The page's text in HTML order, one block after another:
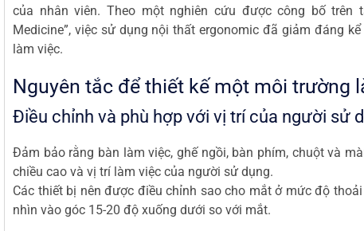
của nhân viên. Theo một nghiên cứu được công bố trên
Medicine”, việc sử dụng nội thất ergonomic đã giảm đáng
làm việc.
Nguyên tắc để thiết kế một môi trường
Điều chỉnh và phù hợp với vị trí của người sử
Đảm bảo rằng bàn làm việc, ghế ngồi, bàn phím, chuột và
chiều cao và vị trí làm việc của người sử dụng.
Các thiết bị nên được điều chỉnh sao cho mắt ở mức độ
nhìn vào góc 15-20 độ xuống dưới so với mắt.